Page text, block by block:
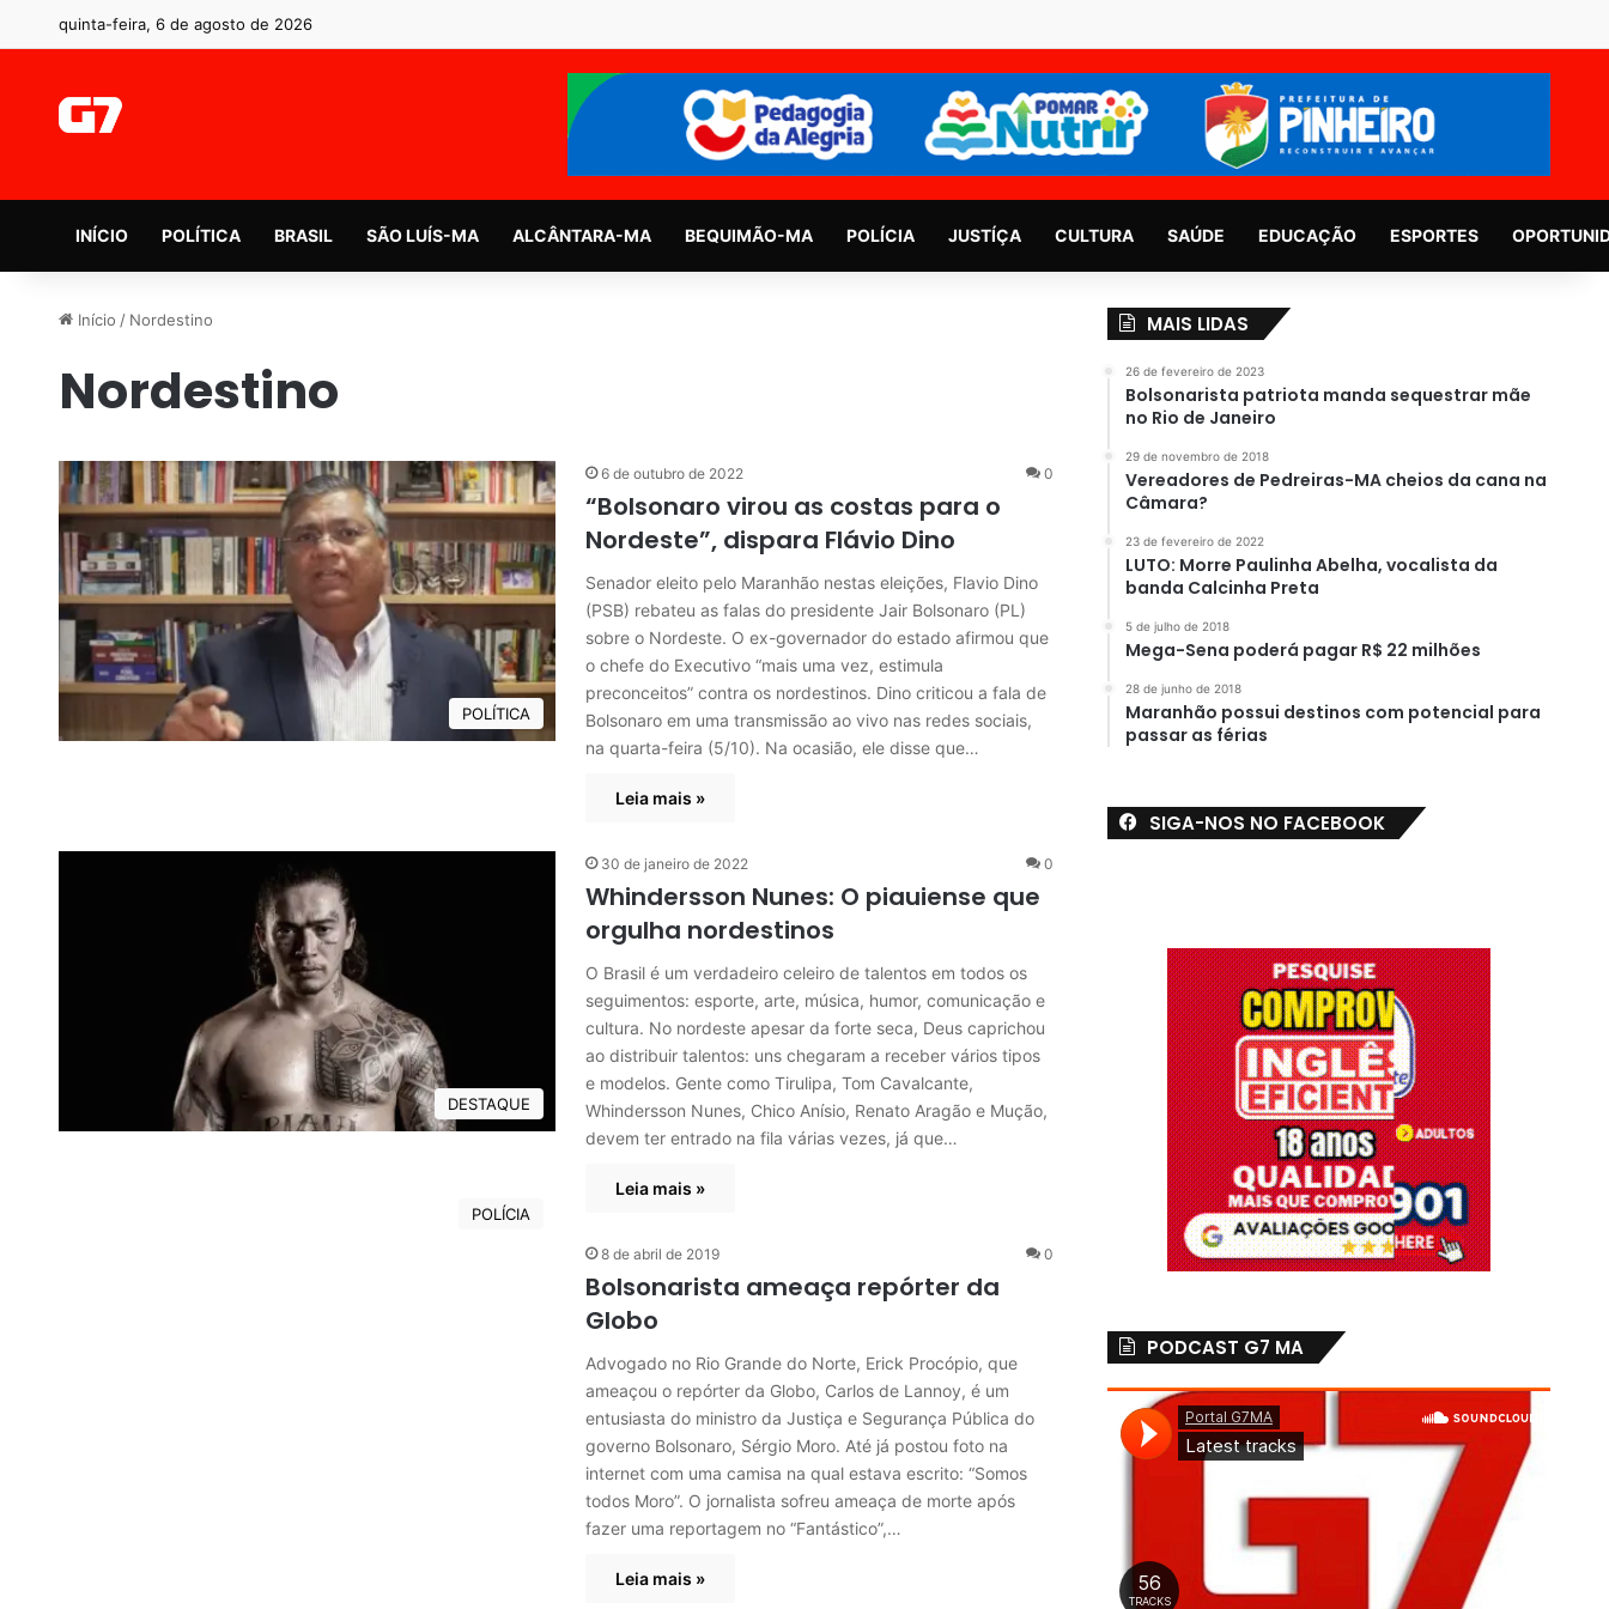
quinta-feira, 6 de agosto de 2026
INÍCIO POLÍTICA BRASIL SÃO LUÍS-MA ALCÂNTARA-MA BEQUIMÃO-MA POLÍCIA JUSTÍÇA CULTURA SAÚDE EDUCAÇÃO ESPORTES
Início / Nordestino
Nordestino
POLÍTICA
6 de outubro de 2022 0
“Bolsonaro virou as costas para o
Nordeste”, dispara Flávio Dino
Senador eleito pelo Maranhão nestas eleições, Flavio Dino
(PSB) rebateu as falas do presidente Jair Bolsonaro (PL)
sobre o Nordeste. O ex-governador do estado afirmou que
o chefe do Executivo “mais uma vez, estimula
preconceitos” contra os nordestinos. Dino criticou a fala de
Bolsonaro em uma transmissão ao vivo nas redes sociais,
na quarta-feira (5/10). Na ocasião, ele disse que…
Leia mais »
DESTAQUE
30 de janeiro de 2022 0
Whindersson Nunes: O piauiense que
orgulha nordestinos
O Brasil é um verdadeiro celeiro de talentos em todos os
seguimentos: esporte, arte, música, humor, comunicação e
cultura. No nordeste apesar da forte seca, Deus caprichou
ao distribuir talentos: uns chegaram a receber vários tipos
e modelos. Gente como Tirulipa, Tom Cavalcante,
Whindersson Nunes, Chico Anísio, Renato Aragão e Mução,
devem ter entrado na fila várias vezes, já que…
Leia mais »
POLÍCIA
8 de abril de 2019 0
Bolsonarista ameaça repórter da
Globo
Advogado no Rio Grande do Norte, Erick Procópio, que
ameaçou o repórter da Globo, Carlos de Lannoy, é um
entusiasta do ministro da Justiça e Segurança Pública do
governo Bolsonaro, Sérgio Moro. Até já postou foto na
internet com uma camisa na qual estava escrito: “Somos
todos Moro”. O jornalista sofreu ameaça de morte após
fazer uma reportagem no “Fantástico”,…
Leia mais »
MAIS LIDAS
26 de fevereiro de 2023
Bolsonarista patriota manda sequestrar mãe
no Rio de Janeiro
29 de novembro de 2018
Vereadores de Pedreiras-MA cheios da cana na
Câmara?
23 de fevereiro de 2022
LUTO: Morre Paulinha Abelha, vocalista da
banda Calcinha Preta
5 de julho de 2018
Mega-Sena poderá pagar R$ 22 milhões
28 de junho de 2018
Maranhão possui destinos com potencial para
passar as férias
SIGA-NOS NO FACEBOOK
PODCAST G7 MA